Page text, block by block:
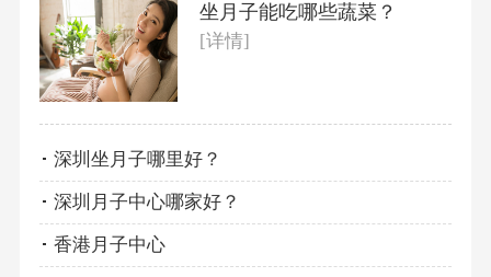
坐月子能吃哪些蔬菜？
[详情]
深圳坐月子哪里好？
深圳月子中心哪家好？
香港月子中心